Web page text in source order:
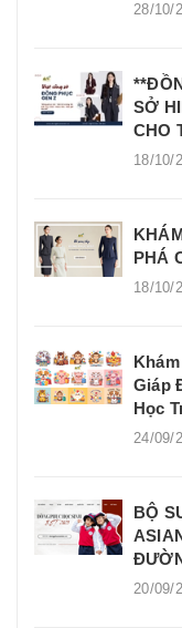
28/10/
SỞ
CHO
18/10/
PHÁ
18/10/
Giáp
Học
24/09/
BỘ
20/09/